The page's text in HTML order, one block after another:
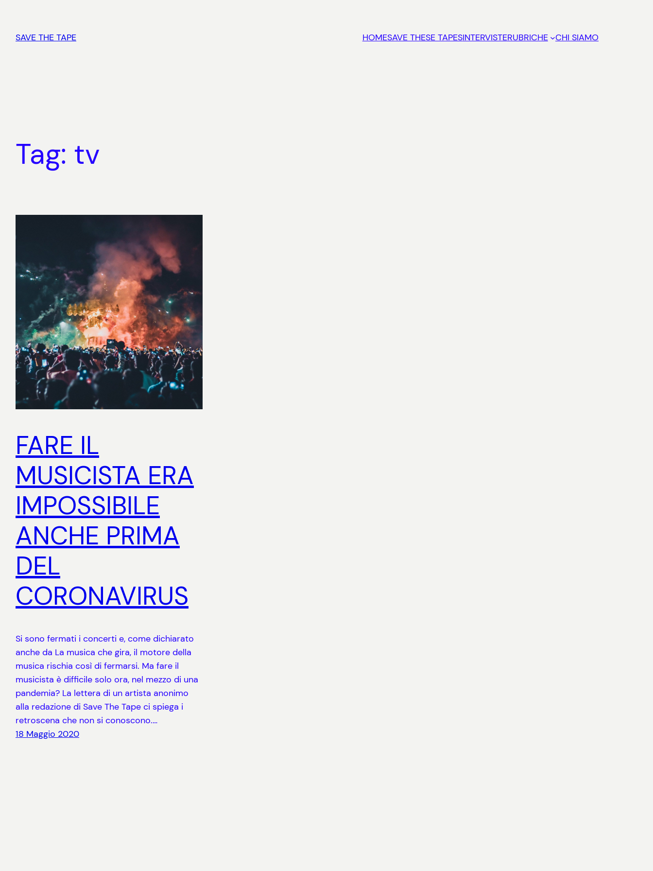
contenuto
SAVE THE TAPE HOMESAVE THESE TAPESINTERVISTERUBRICHE CHI SIAMO
Tag: tv
FARE IL
MUSICISTA ERA
IMPOSSIBILE
ANCHE PRIMA
DEL
CORONAVIRUS
Si sono fermati i concerti e, come dichiarato
anche da La musica che gira, il motore della
musica rischia così di fermarsi. Ma fare il
musicista è difficile solo ora, nel mezzo di una
pandemia? La lettera di un artista anonimo
alla redazione di Save The Tape ci spiega i
retroscena che non si conoscono.…
18 Maggio 2020